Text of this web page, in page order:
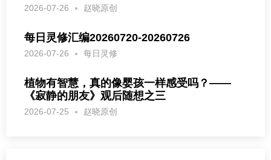
2026-07-26 赵晓原创
每日灵修汇编20260720-20260726
2026-07-26 每日灵修
植物有智慧，真的像婴孩一样感受吗？——
《寂静的朋友》观后随想之三
2026-07-25 赵晓原创